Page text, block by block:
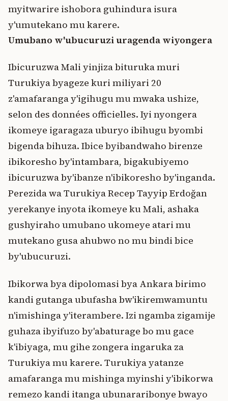
myitwarire ishobora guhindura isura
y'umutekano mu karere.
Umubano w'ubucuruzi uragenda wiyongera
Ibicuruzwa Mali yinjiza bituruka muri
Turukiya byageze kuri miliyari 20
z'amafaranga y'igihugu mu mwaka ushize,
selon des données officielles. Iyi nyongera
ikomeye igaragaza uburyo ibihugu byombi
bigenda bihuza. Ibice byibandwaho birenze
ibikoresho by'intambara, bigakubiyemo
ibicuruzwa by'ibanze n'ibikoresho by'inganda.
Perezida wa Turukiya Recep Tayyip Erdoğan
yerekanye inyota ikomeye ku Mali, ashaka
gushyiraho umubano ukomeye atari mu
mutekano gusa ahubwo no mu bindi bice
by'ubucuruzi.
Ibikorwa bya dipolomasi bya Ankara birimo
kandi gutanga ubufasha bw'ikiremwamuntu
n'imishinga y'iterambere. Izi ngamba zigamije
guhaza ibyifuzo by'abaturage bo mu gace
k'ibiyaga, mu gihe zongera ingaruka za
Turukiya mu karere. Turukiya yatanze
amafaranga mu mishinga myinshi y'ibikorwa
remezo kandi itanga ubunararibonye bwayo